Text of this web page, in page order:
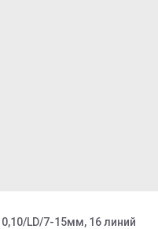
LD/7-15мм, 16 линий